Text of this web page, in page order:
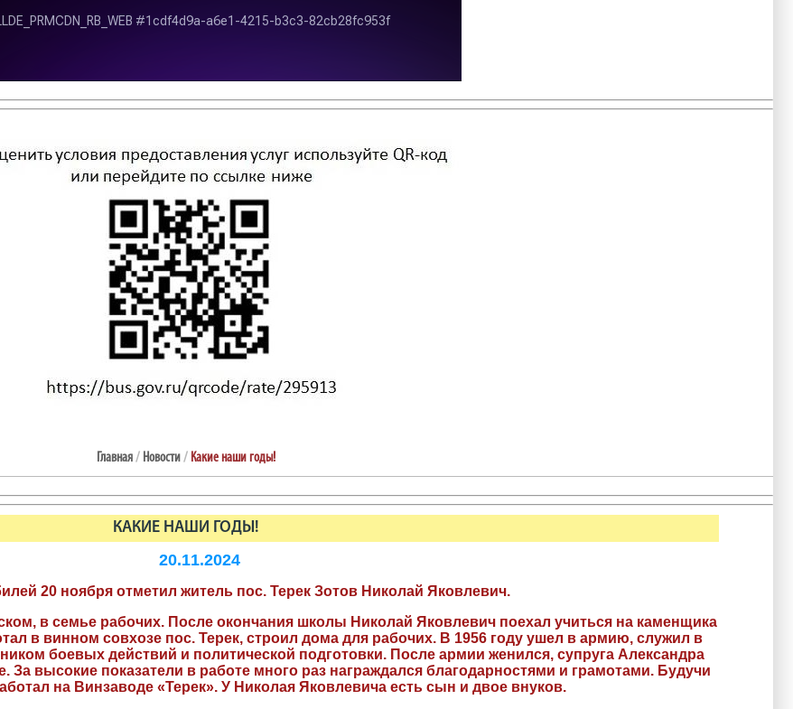
Главная/ Новости/ Какие наши годы!
КАКИЕ НАШИ ГОДЫ!
20.11.2024
20 ноября отметил житель пос. Терек Зотов Николай Яковлевич.
в семье рабочих. После окончания школы Николай Яковлевич поехал учиться на каменщика
в винном совхозе пос. Терек, строил дома для рабочих. В 1956 году ушел в армию, служил в
боевых действий и политической подготовки. После армии женился, супруга Александра
высокие показатели в работе много раз награждался благодарностями и грамотами. Будучи
на Винзаводе «Терек». У Николая Яковлевича есть сын и двое внуков.